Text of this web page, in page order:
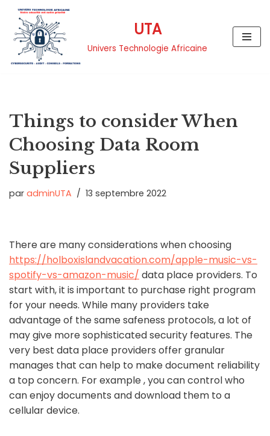
Aller
contenu
UTA
Univers Technologie Africaine
Things to consider When
Choosing Data Room
Suppliers
par adminUTA 13 septembre 2022
There are many considerations when choosing
https://holboxislandvacation.com/apple-music-vs-
spotify-vs-amazon-music/ data place providers. To
start with, it is important to purchase right program
for your needs. While many providers take
advantage of the same safeness protocols, a lot of
may give more sophisticated security features. The
very best data place providers offer granular
manages that can help to make document reliability
a top concern. For example , you can control who
can enjoy documents and download them to a
cellular device.